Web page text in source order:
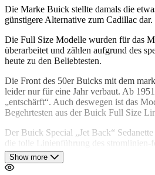
Die Marke Buick stellte damals die
günstigere Alternative zum Cadillac dar.
Die Full Size Modelle wurden für das
überarbeitet und zählen aufgrund des
heute zu den Beliebtesten.
Die Front des 50er Buicks mit dem
leider nur für eine Jahr verbaut. Ab
„entschärft“. Auch deswegen ist das
Begehrtesten aus der Buick Full Size
Der Buick Special „Jet Back“
die tolle Linienführung des stromlinien-
Auch hier ist die Parallele zu Cadillac
Show more